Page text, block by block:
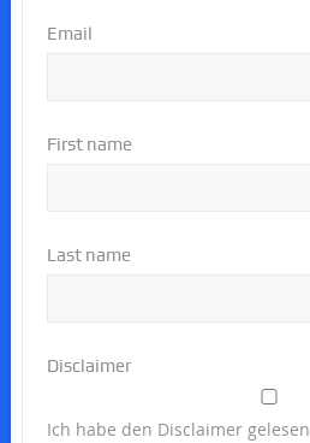
Email
First name
Last name
Disclaimer
Ich habe den Disclaimer gelesen